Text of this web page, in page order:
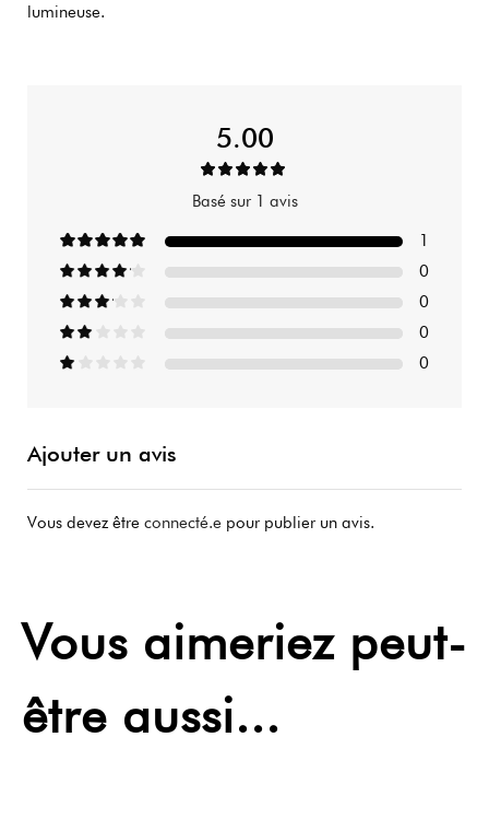
lumineuse.
5.00
Basé sur 1 avis
1
0
0
0
0
Ajouter un avis
Vous devez être connecté.e pour publier un avis.
Vous aimeriez peut-
être aussi...